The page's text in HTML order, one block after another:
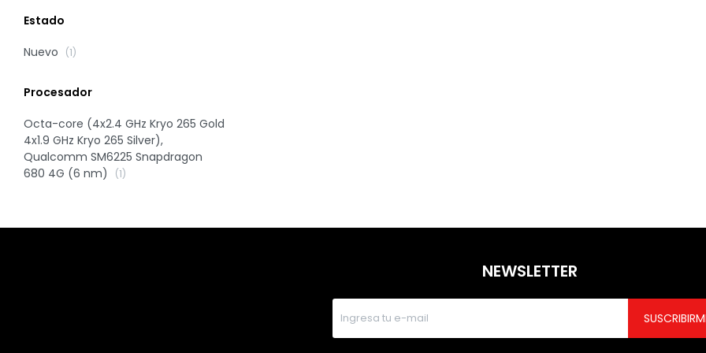
Estado
Nuevo
(1)
Procesador
Octa-core (4x2.4 GHz Kryo 265 Gold
4x1.9 GHz Kryo 265 Silver),
Qualcomm SM6225 Snapdragon
680 4G (6 nm)
(1)
NEWSLETTER